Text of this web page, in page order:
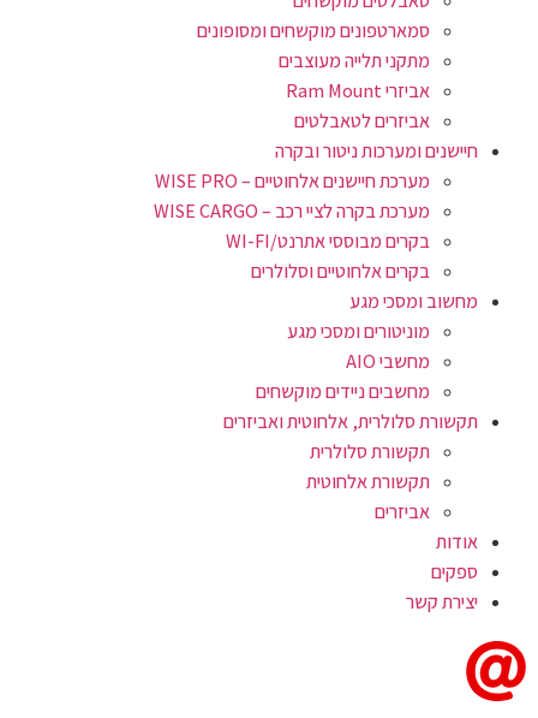
סמארטפונים מוקשחים ומסופונים
מתקני תלייה מעוצבים
אביזרי Ram Mount
אביזרים לטאבלטים
חיישנים ומערכות ניטור ובקרה
מערכת חיישנים אלחוטיים – WISE PRO
מערכת בקרה לציי רכב – WISE CARGO
בקרים מבוססי אתרנט/WI-FI
בקרים אלחוטיים וסלולרים
מחשוב ומסכי מגע
מוניטורים ומסכי מגע
מחשבי AIO
מחשבים ניידים מוקשחים
תקשורת סלולרית, אלחוטית ואביזרים
תקשורת סלולרית
תקשורת אלחוטית
אביזרים
אודות
ספקים
יצירת קשר